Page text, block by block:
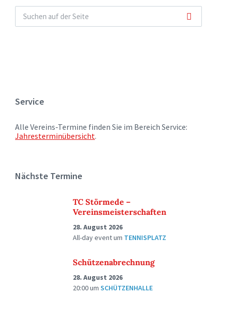
Service
Alle Vereins-Termine finden Sie im Bereich Service:
Jahresterminübersicht.
Nächste Termine
TC Störmede –
Vereinsmeisterschaften
28. August 2026
All-day eventum TENNISPLATZ
Schützenabrechnung
28. August 2026
20:00um SCHÜTZENHALLE